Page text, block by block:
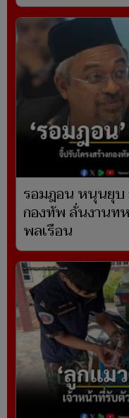
รอมฎอน หนุนยุบ
กองทัพ ลั่นงานทห
พลเรือน